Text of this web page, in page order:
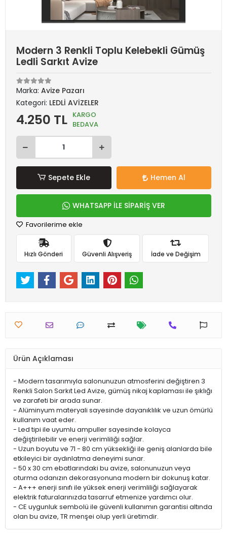
Modern 3 Renkli Toplu Kelebekli Gümüş
Ledli Sarkıt Avize
Marka: Avize Pazarı
Kategori: LEDLİ AVİZELER
4.250 TL KARGO
BEDAVA
Sepete Ekle Hemen Al
WHATSAPP İLE SİPARİŞ VER
Favorilerime ekle
Hızlı Gönderi Güvenli Alışveriş İade ve Değişim
Ürün Açıklaması
- Modern tasarımıyla salonunuzun atmosferini değiştiren 3
Renkli Salon Sarkıt Led Avize, gümüş nikaj kaplaması ile şıklığı
ve zarafeti bir arada sunar.
- Alüminyum materyali sayesinde dayanıklılık ve uzun ömürlü
kullanım vaat eder.
- Led tipi ile uyumlu ampuller sayesinde kolayca
değiştirilebilir ve enerji verimliliği sağlar.
- Uzun boyutu ve 71 - 80 cm yüksekliği ile geniş alanlarda bile
etkileyici bir aydınlatma deneyimi sunar.
- 50 x 30 cm ebatlarındaki bu avize, salonunuzun veya
oturma odanızın dekorasyonuna modern bir dokunuş katar.
- A+++ enerji sınıfı ile yüksek enerji verimliliği sağlayarak
elektrik faturalarınızda tasarruf etmenize yardımcı olur.
- CE uygunluk sembolü ile güvenli kullanımın garantisi altında
olan bu avize, TR menşei olup yerli üretimdir.